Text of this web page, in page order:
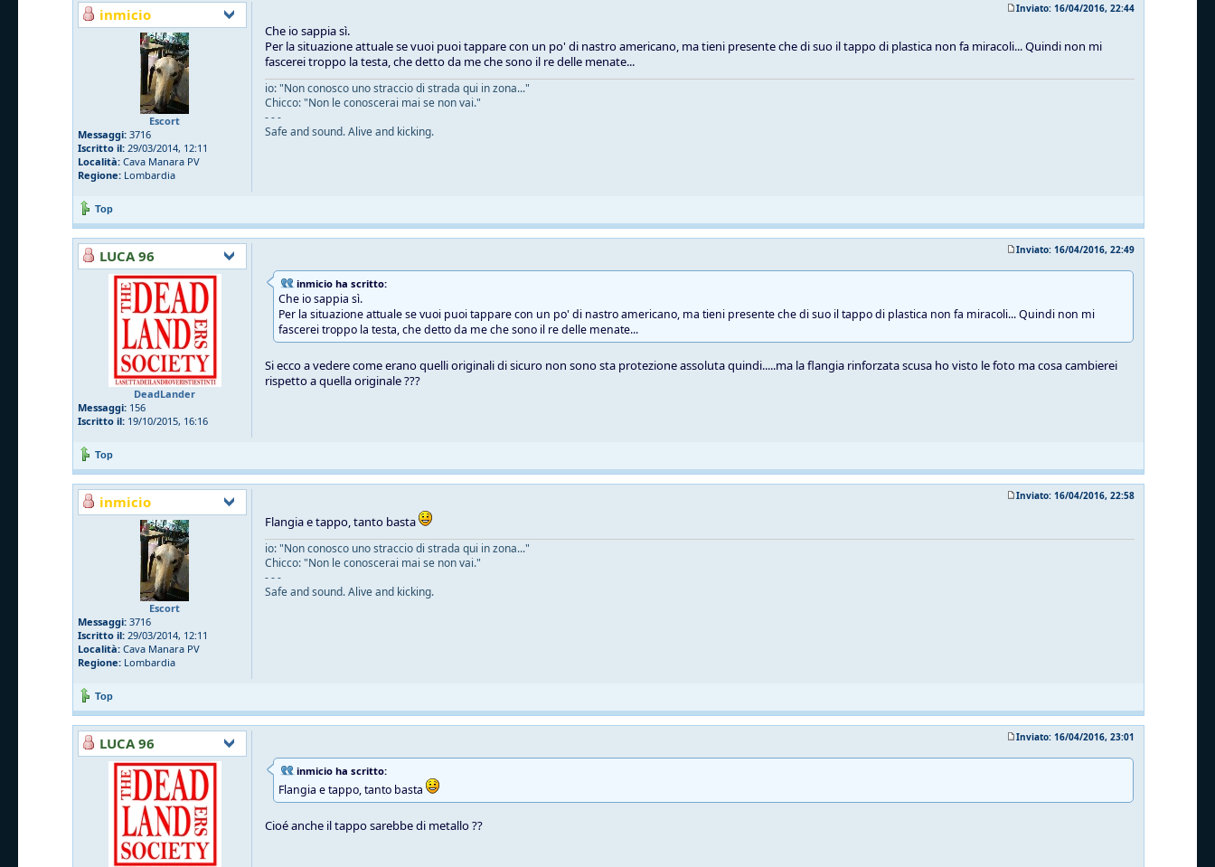
inmicio
Escort
Messaggi: 3716
Iscritto il: 29/03/2014, 12:11
Località: Cava Manara PV
Regione: Lombardia
Inviato: 16/04/2016, 22:44
Che io sappia sì.
Per la situazione attuale se vuoi puoi tappare con un po' di nastro americano, ma tieni presente che di suo il tappo di plastica non fa miracoli... Quindi non mi
fascerei troppo la testa, che detto da me che sono il re delle menate...
io: "Non conosco uno straccio di strada qui in zona..."
Chicco: "Non le conoscerai mai se non vai."
- - -
Safe and sound. Alive and kicking.
Top
LUCA 96
DeadLander
Messaggi: 156
Iscritto il: 19/10/2015, 16:16
Inviato: 16/04/2016, 22:49
inmicio ha scritto:
Che io sappia sì.
Per la situazione attuale se vuoi puoi tappare con un po' di nastro americano, ma tieni presente che di suo il tappo di plastica non fa miracoli... Quindi non mi
fascerei troppo la testa, che detto da me che sono il re delle menate...
Si ecco a vedere come erano quelli originali di sicuro non sono sta protezione assoluta quindi.....ma la flangia rinforzata scusa ho visto le foto ma cosa cambierei
rispetto a quella originale ???
Top
inmicio
Escort
Messaggi: 3716
Iscritto il: 29/03/2014, 12:11
Località: Cava Manara PV
Regione: Lombardia
Inviato: 16/04/2016, 22:58
Flangia e tappo, tanto basta
io: "Non conosco uno straccio di strada qui in zona..."
Chicco: "Non le conoscerai mai se non vai."
- - -
Safe and sound. Alive and kicking.
Top
LUCA 96 Inviato: 16/04/2016, 23:01
inmicio ha scritto:
Flangia e tappo, tanto basta
Cioé anche il tappo sarebbe di metallo ??